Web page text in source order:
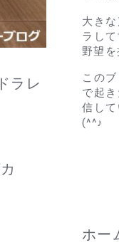
ラレ
大き
ラし
野望
この
で起
信し
(^^♪
ホー